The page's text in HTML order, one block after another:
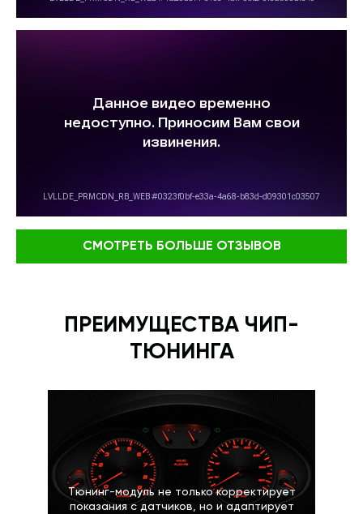
СМОТРЕТЬ БОЛЬШЕ ОТЗЫВОВ
ПРЕИМУЩЕСТВА ЧИП-
ТЮНИНГА
Тюнинг-модуль не только корректирует
показания с датчиков, но и адаптирует